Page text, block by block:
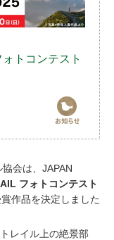
トコンテスト
会は、JAPAN
フォトコンテスト
作品を決定しました
レイル上の絶景部